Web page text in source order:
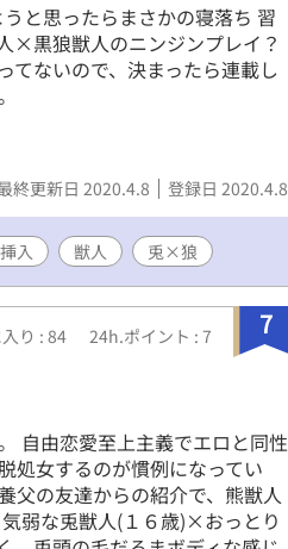
と思ったらまさかの寝落ち 習
×黒狼獣人のニンジンプレイ？
てないので、決まったら連載し
終更新日 2020.4.8 登録日 2020.4.8
入 獣人 兎×狼
7
り : 84 24h.ポイント : 7
自由恋愛至上主義でエロと同性
処女するのが慣例になってい
父の友達からの紹介で、熊獣人
弱な兎獣人(１６歳)×おっとり